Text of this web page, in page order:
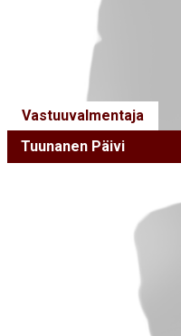
Vastuuvalmentaja
Tuunanen Päivi